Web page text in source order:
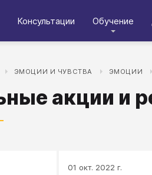
Консультации Обучение
ЭМОЦИИ И ЧУВСТВА ЭМОЦИИ
акции и
01 окт. 2022 г.